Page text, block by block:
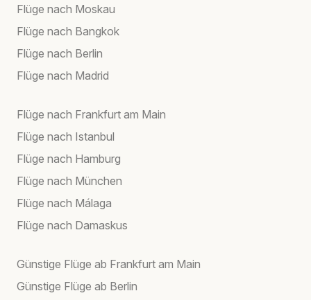
Flüge nach Moskau
Flüge nach Bangkok
Flüge nach Berlin
Flüge nach Madrid
Flüge nach Frankfurt am Main
Flüge nach Istanbul
Flüge nach Hamburg
Flüge nach München
Flüge nach Málaga
Flüge nach Damaskus
Günstige Flüge ab Frankfurt am Main
Günstige Flüge ab Berlin